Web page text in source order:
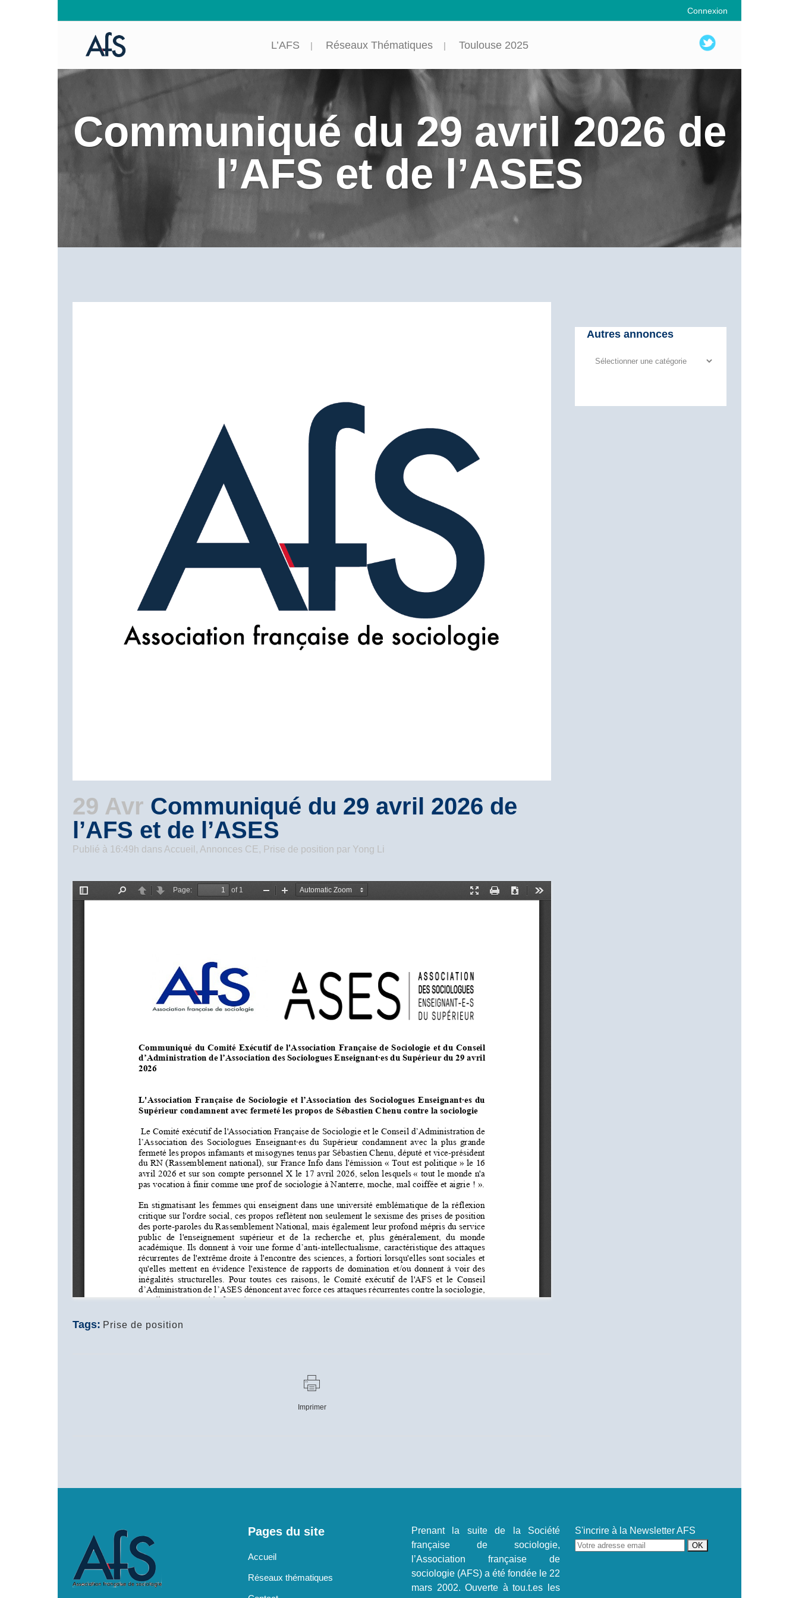
Connexion
L’AFS Réseaux Thématiques Toulouse 2025
Communiqué du 29 avril 2026 de
l’AFS et de l’ASES
29 Avr Communiqué du 29 avril 2026 de
l’AFS et de l’ASES
Publié à 16:49h dans Accueil , Annonces CE, Prise de position par Yong Li
Tags: Prise de position
Imprimer
Autres annonces
Autres
Pages du site
Accueil
Réseaux thématiques
Prenant la suite de la Société
française de sociologie,
l’Association française de
sociologie (AFS) a été fondée le 22
mars 2002. Ouverte à tou.t.es les
S'incrire à la Newsletter AFS